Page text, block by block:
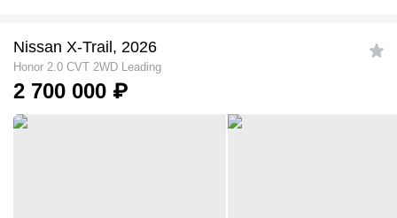
Nissan X-Trail, 2026
Honor 2.0 CVT 2WD Leading
2 700 000 ₽